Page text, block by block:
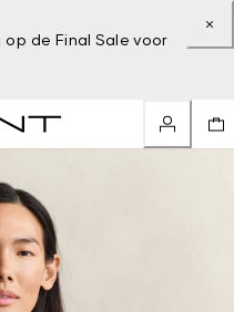
de Final Sale voor